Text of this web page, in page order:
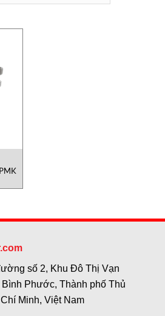
số 2, Khu Đô Thị Vạn
Phước, Thành phố Thủ
Minh, Việt Nam